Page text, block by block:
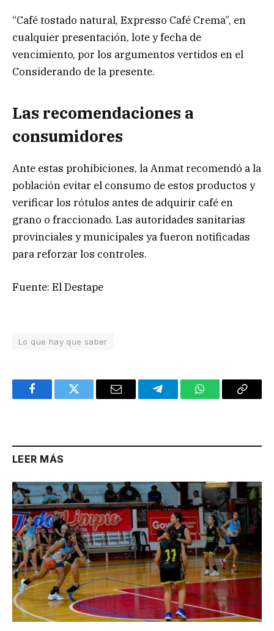
“Café tostado natural, Expresso Café Crema”, en
cualquier presentación, lote y fecha de
vencimiento, por los argumentos vertidos en el
Considerando de la presente.
Las recomendaciones a
consumidores
Ante estas prohibiciones, la Anmat recomendó a la
población evitar el consumo de estos productos y
verificar los rótulos antes de adquirir café en
grano o fraccionado. Las autoridades sanitarias
provinciales y municipales ya fueron notificadas
para reforzar los controles.
Fuente: El Destape
Lo que hay que saber
FacebookTwitter Email TelegramWhatsAppCopy
LEER MÁS